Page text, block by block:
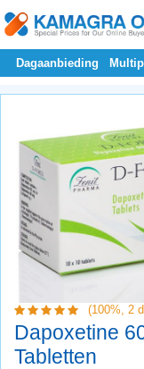
Dagaanbieding
(100%, 2
Dapoxetine
Tabletten